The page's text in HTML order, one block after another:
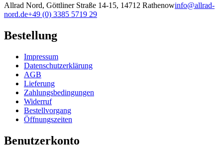
Allrad Nord, Göttliner Straße 14-15, 14712 Rathenowinfo@allrad-
nord.de+49 (0) 3385 5719 29
Bestellung
Impressum
Datenschutzerklärung
AGB
Lieferung
Zahlungsbedingungen
Widerruf
Bestellvorgang
Öffnungszeiten
Benutzerkonto